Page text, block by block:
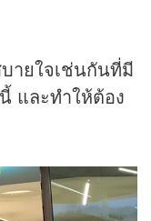
ายใจเช่นกันที่มี
และทำให้ต้อง